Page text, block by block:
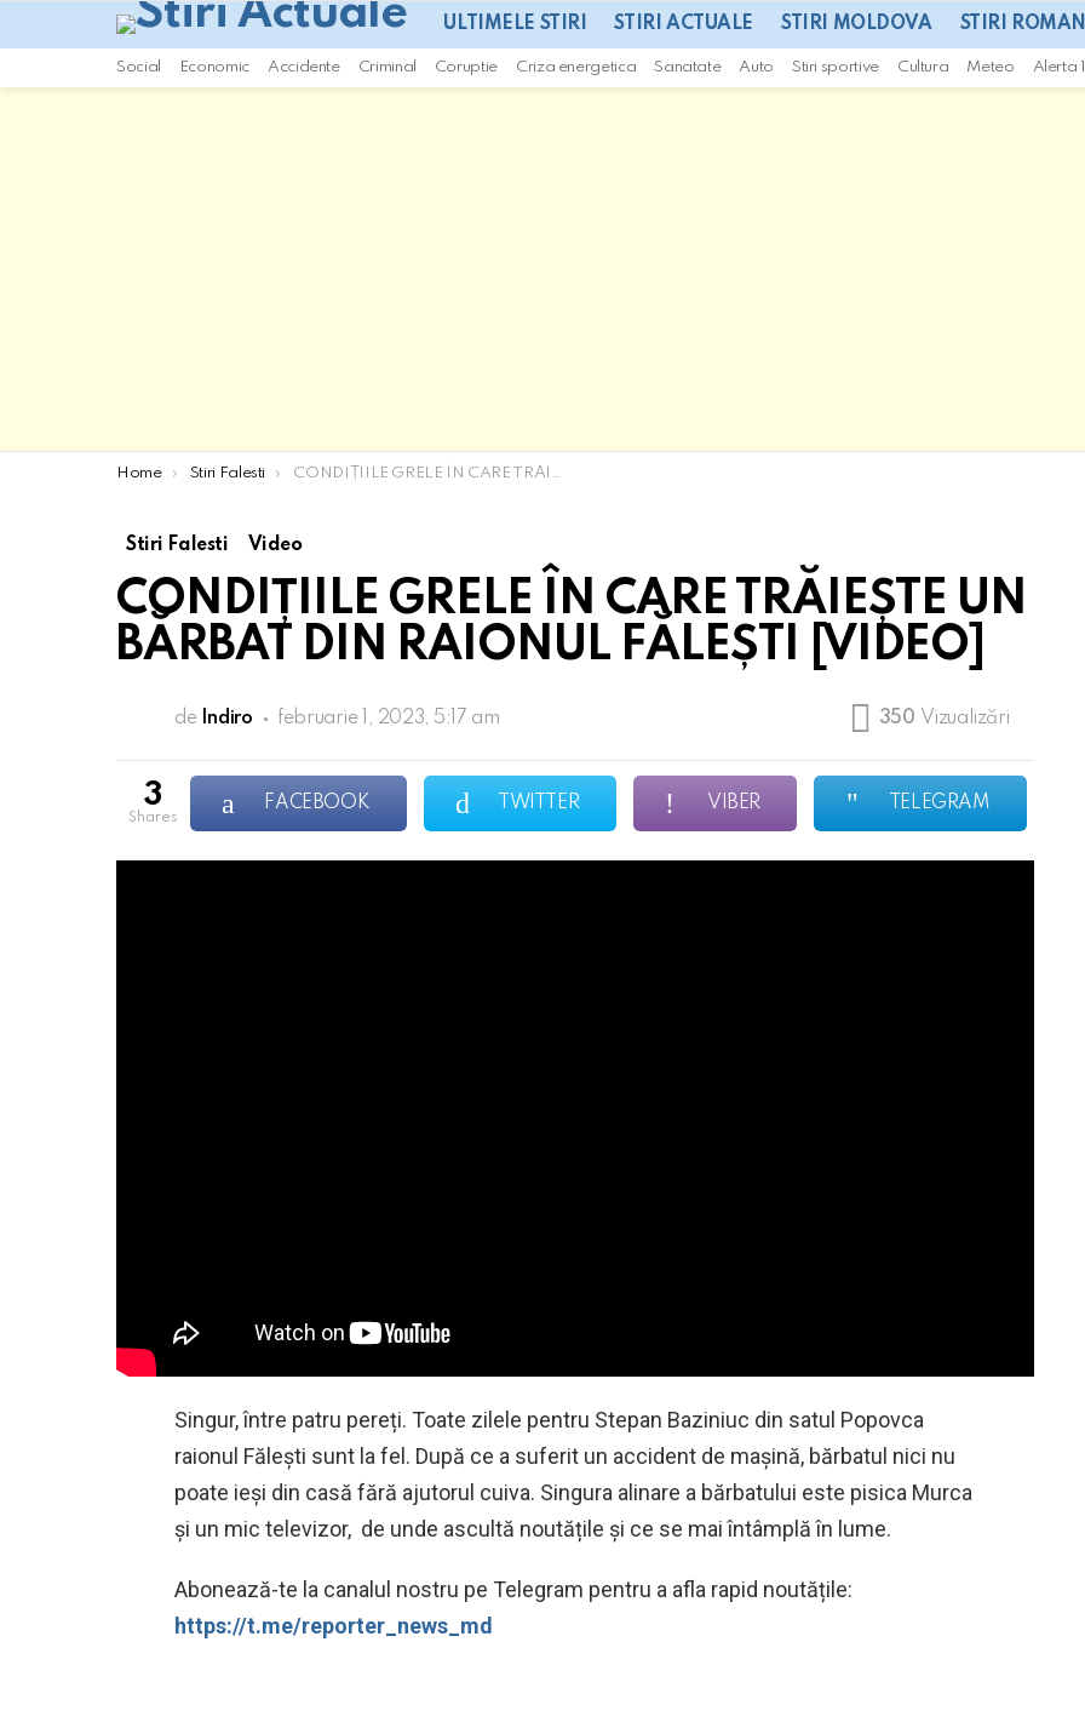
ULTIMELE STIRI STIRI ACTUALE STIRI MOLDOVA STIRI
Social Economic Accidente Criminal Coruptie Criza energetica Sanatate Auto Stiri sportive Cultura Meteo Alerta
You are here:
Home Stiri Falesti CONDIȚIILE GRELE ÎN CARE TRĂIEȘTE UN BĂRBAT DIN RAIONUL FĂLEȘTI [VIDEO]
Stiri Falesti Video
CONDIȚIILE GRELE ÎN CARE TRĂIEȘTE UN
BĂRBAT DIN RAIONUL FĂLEȘTI [VIDEO]
de Indiro februarie 1, 2023, 5:17 am 350 Vizualizări
3
shares
FACEBOOK TWITTER VIBER TELEGRAM
Singur, între patru pereți. Toate zilele pentru Stepan Baziniuc din satul Popovca
raionul Fălești sunt la fel. După ce a suferit un accident de mașină, bărbatul nici nu
poate ieși din casă fără ajutorul cuiva. Singura alinare a bărbatului este pisica Murca
și un mic televizor, de unde ascultă noutățile și ce se mai întâmplă în lume.
Abonează-te la canalul nostru pe Telegram pentru a afla rapid noutățile:
https://t.me/reporter_news_md